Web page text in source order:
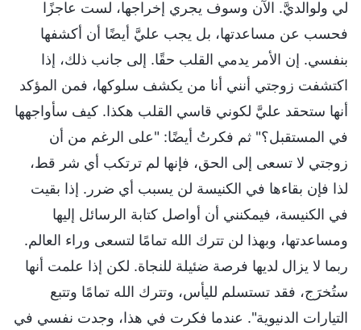
لي ولوالديَّ. الآن وسوف يجري إخراجها، لست عاجزًا
فحسب عن مساعدتها، بل يجب عليَّ أيضًا أن أكشفها
بنفسي. إن الأمر يدمي القلب حقًا. إلى جانب ذلك، إذا
اكتشفت زوجتي أنني أنا من يكشف سلوكها، فمن المؤكد
أنها ستحقد عليَّ لكوني قاسي القلب هكذا. كيف سأواجهها
في المستقبل؟" ثم فكرتُ أيضًا: "على الرغم من أن
زوجتي لا تسعى إلى الحق، فإنها لم ترتكب أي شر قط،
لذا فإن بقاءها في الكنيسة لن يسبب أي ضرر. إذا بقيت
في الكنيسة، فيمكنني أن أواصل كتابة الرسائل إليها
ومساعدتها، وبهذا لن تترك الله تمامًا لتسعى وراء العالم.
ربما لا يزال لديها فرصة ضئيلة للنجاة. لكن إذا علمت أنها
ستُخرَج، فقد تستسلم لليأس، وتترك الله تمامًا وتتبع
التيارات الدنيوية". عندما فكرت في هذا، وجدت نفسي في